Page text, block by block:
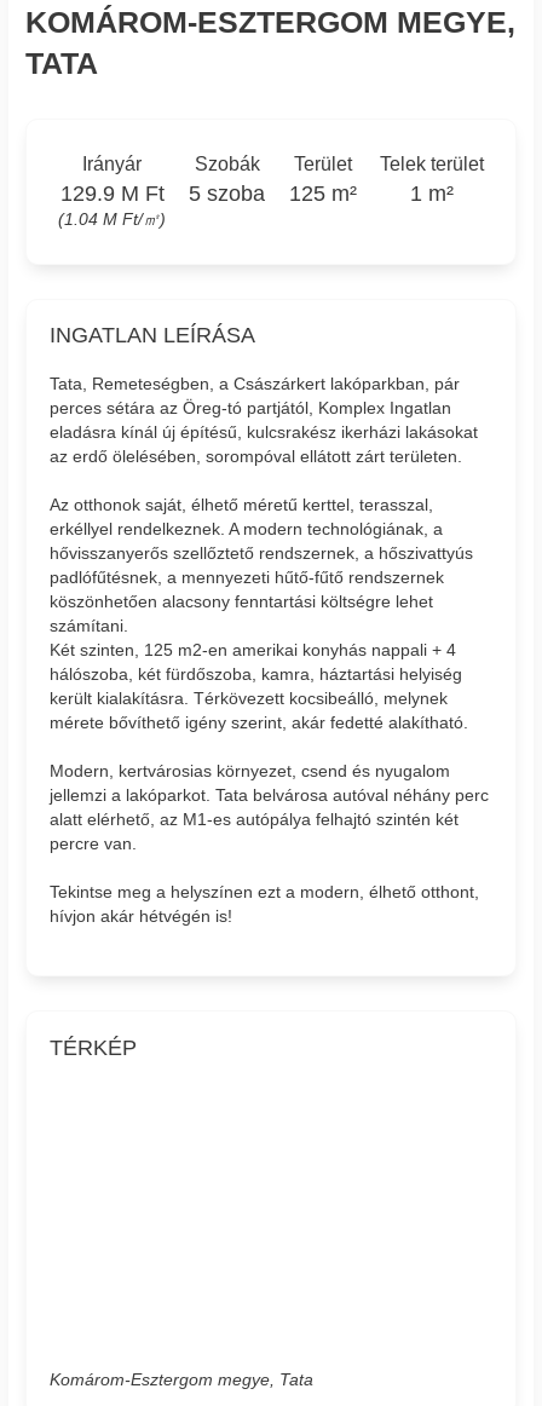
KOMÁROM-ESZTERGOM MEGYE,
TATA
Irányár
129.9 M Ft
(1.04 M Ft/㎡)
Szobák
5 szoba
Terület
125 m²
Telek terület
1 m²
INGATLAN LEÍRÁSA
Tata, Remeteségben, a Császárkert lakóparkban, pár
perces sétára az Öreg-tó partjától, Komplex Ingatlan
eladásra kínál új építésű, kulcsrakész ikerházi lakásokat
az erdő ölelésében, sorompóval ellátott zárt területen.
Az otthonok saját, élhető méretű kerttel, terasszal,
erkéllyel rendelkeznek. A modern technológiának, a
hővisszanyerős szellőztető rendszernek, a hőszivattyús
padlófűtésnek, a mennyezeti hűtő-fűtő rendszernek
köszönhetően alacsony fenntartási költségre lehet
számítani.
Két szinten, 125 m2-en amerikai konyhás nappali + 4
hálószoba, két fürdőszoba, kamra, háztartási helyiség
került kialakításra. Térkövezett kocsibeálló, melynek
mérete bővíthető igény szerint, akár fedetté alakítható.
Modern, kertvárosias környezet, csend és nyugalom
jellemzi a lakóparkot. Tata belvárosa autóval néhány perc
alatt elérhető, az M1-es autópálya felhajtó szintén két
percre van.
Tekintse meg a helyszínen ezt a modern, élhető otthont,
hívjon akár hétvégén is!
TÉRKÉP
Komárom-Esztergom megye, Tata